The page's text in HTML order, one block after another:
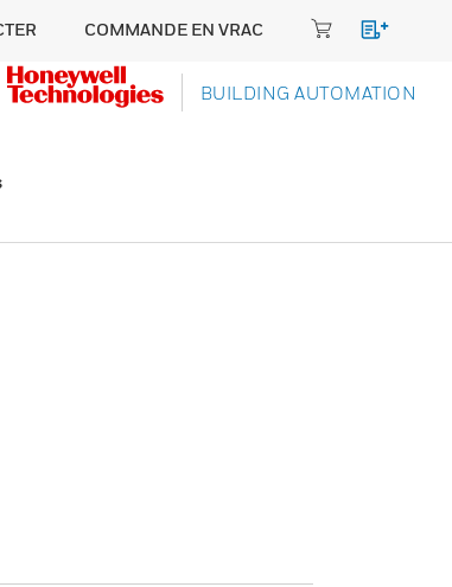
COMMANDE EN VRAC
BUILDING AUTOMATION